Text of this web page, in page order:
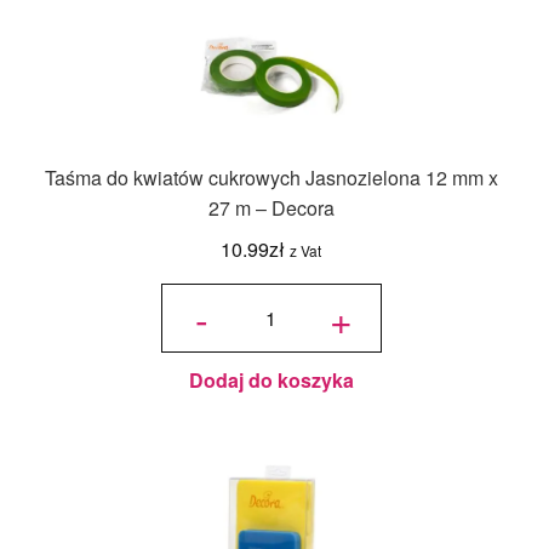
Taśma do kwiatów cukrowych Jasnozielona 12 mm x
27 m – Decora
10.99zł z Vat
-
ilość Taśma
Jasnozielona
12 mm x 27 +
Dodaj do koszyka